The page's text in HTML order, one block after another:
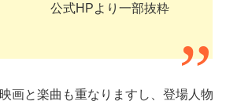
公式HPより一部抜粋
画と楽曲も重なりますし、登場人物